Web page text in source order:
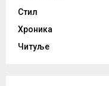
Стил
Хроника
Читуље